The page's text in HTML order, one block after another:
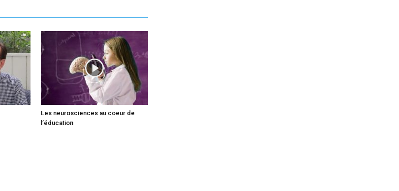
Les neurosciences au coeur de
l’éducation